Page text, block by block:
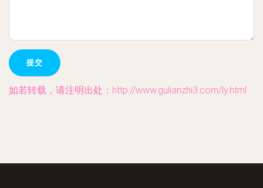
如若转载，请注明出处：http://www.gulianzhi3.com/ly.html